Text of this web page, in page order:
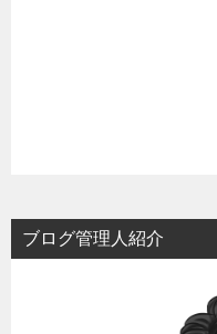
ブログ管理人紹介